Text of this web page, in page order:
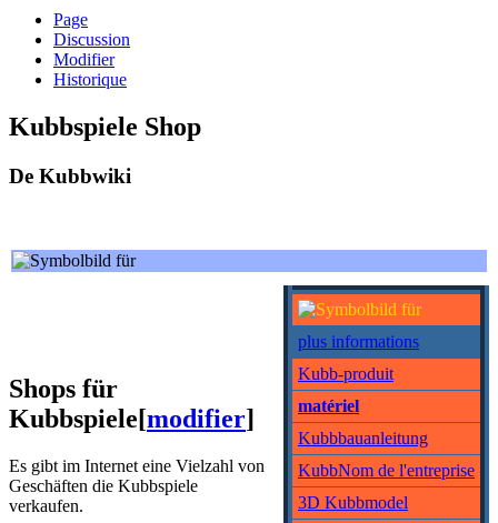
Page
Discussion
Modifier
Historique
Kubbspiele Shop
De Kubbwiki
plus informations
Kubb-produit
matériel
Kubbbauanleitung
KubbNom de l'entreprise
3D Kubbmodel
Shops für
Kubbspiele[modifier]
Es gibt im Internet eine Vielzahl von
Geschäften die Kubbspiele
verkaufen.